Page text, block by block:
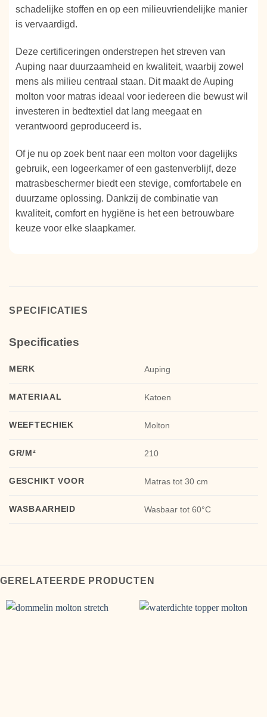
schadelijke stoffen en op een milieuvriendelijke manier
is vervaardigd.
Deze certificeringen onderstrepen het streven van
Auping naar duurzaamheid en kwaliteit, waarbij zowel
mens als milieu centraal staan. Dit maakt de Auping
molton voor matras ideaal voor iedereen die bewust wil
investeren in bedtextiel dat lang meegaat en
verantwoord geproduceerd is.
Of je nu op zoek bent naar een molton voor dagelijks
gebruik, een logeerkamer of een gastenverblijf, deze
matrasbeschermer biedt een stevige, comfortabele en
duurzame oplossing. Dankzij de combinatie van
kwaliteit, comfort en hygiëne is het een betrouwbare
keuze voor elke slaapkamer.
SPECIFICATIES
Specificaties
MERK Auping
MATERIAAL Katoen
WEEFTECHIEK Molton
GR/M² 210
GESCHIKT VOOR Matras tot 30 cm
WASBAARHEID Wasbaar tot 60°C
GERELATEERDE PRODUCTEN